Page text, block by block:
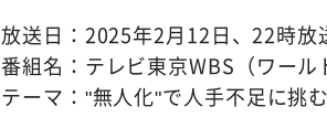
放送日：2025年2月12日、22時放
番組名：テレビ東京WBS（ワール
テーマ："無人化"で人手不足に挑む